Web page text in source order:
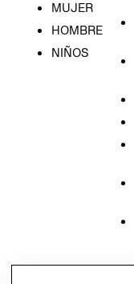
MUJER
HOMBRE
NIÑOS